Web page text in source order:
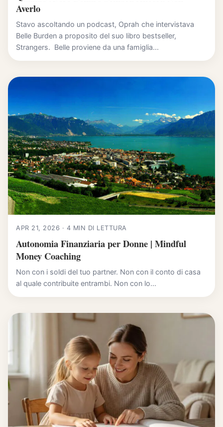
Averlo
Stavo ascoltando un podcast, Oprah che intervistava
Belle Burden a proposito del suo libro bestseller,
Strangers. Belle proviene da una famiglia...
APR 21, 2026 · 4 MIN DI LETTURA
Autonomia Finanziaria per Donne | Mindful
Money Coaching
Non con i soldi del tuo partner. Non con il conto di casa
al quale contribuite entrambi. Non con lo...